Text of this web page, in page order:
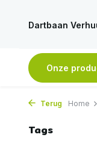
Dartbaan
Onze
verstuurd
Terug Home
Tags